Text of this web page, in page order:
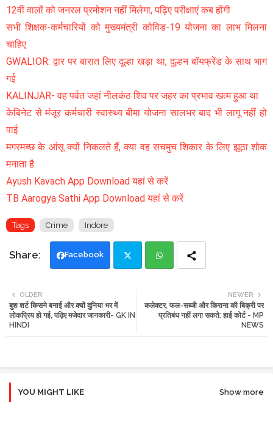
12वीं वालों को जनरल प्रमोशन नहीं मिलेगा, पढ़िए परीक्षाएं कब होंगी
सभी शिक्षक-कर्मचारियों को मुख्यमंत्री कोविड-19 योजना का लाभ मिलना
चाहिए
GWALIOR: द्वार पर बारात लिए दूल्हा खड़ा था, दुल्हन बॉयफ्रेंड के साथ भाग
गई
KALINJAR- वह पर्वत जहां नीलकंठ शिव पर जहर का प्रभाव खत्म हुआ था
केबिनेट से मंजूर कर्मचारी स्वास्थ्य बीमा योजना सालभर बाद भी लागू नहीं हो
पाई
मगरमच्छ के आंसू क्यों निकलते हैं, क्या वह सचमुच शिकार के लिए झूठा शोक
मनाता है
Ayush Kavach App Download यहां से करें
TB Aarogya Sathi App Download यहां से करें
Tags Crime Indore
Facebook
ats
NEWER
कलेक्टर, फल-सब्जी और किराना की बिक्री पर
प्रतिबंध नहीं लगा सकते: हाई कोर्ट - MP
NEWS
OLDER
बुश शर्ट किसने बनाई और क्यों दुनिया भर में
लोकप्रिय हो गई, पढ़िए मजेदार जानकारी- GK IN
HINDI
YOU MIGHT LIKE Show more